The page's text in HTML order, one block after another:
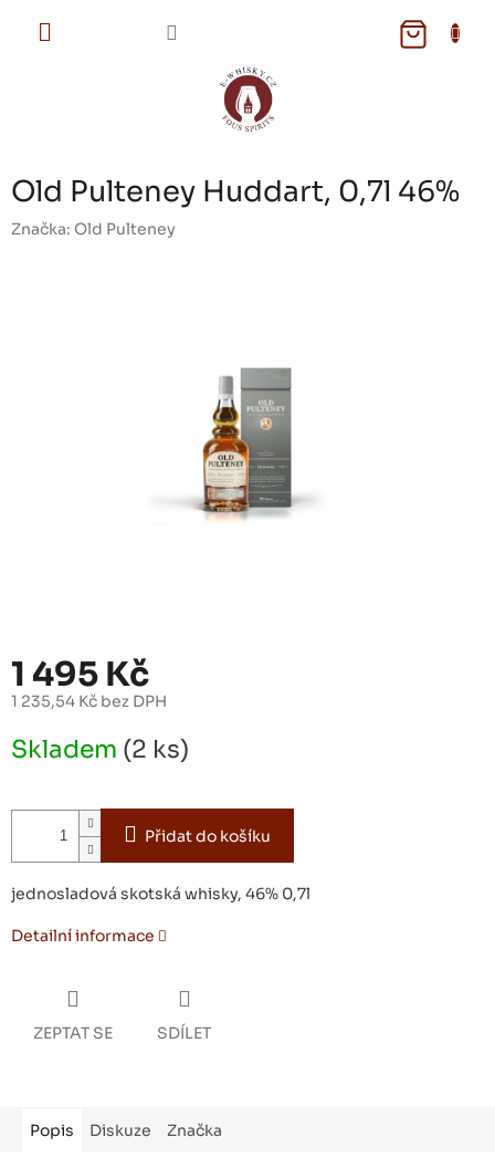
NÁKUPNÍ
Old Pulteney Huddart, 0,7l 46%
Značka: Old Pulteney
1 495 Kč
1 235,54 Kč bez DPH
cena:
Skladem (2 ks)
Přidat do košíku
jednosladová skotská whisky, 46% 0,7l
Detailní informace
ZEPTAT SE SDÍLET
Popis Diskuze Značka